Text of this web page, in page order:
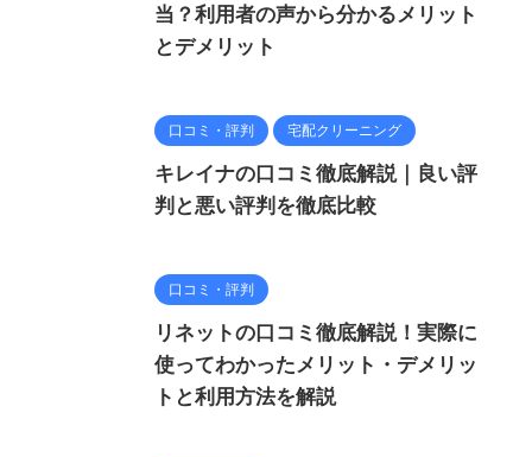
当？利用者の声から分かるメリット
とデメリット
口コミ・評判 宅配クリーニング
キレイナの口コミ徹底解説｜良い評
判と悪い評判を徹底比較
口コミ・評判
リネットの口コミ徹底解説！実際に
使ってわかったメリット・デメリッ
トと利用方法を解説